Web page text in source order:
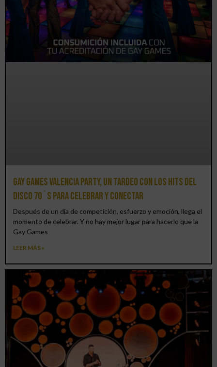
Gay Games Valencia Party, un tardeo con los hits del
DISCO 70´S para celebrar y conectar
Después de un día de competición, esfuerzo y emoción, llega el
momento de celebrar. Y no hay mejor lugar para hacerlo que la
Gay Games
LEER MÁS »